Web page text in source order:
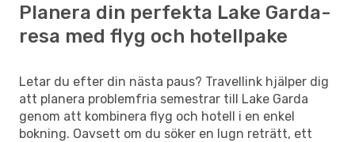
Planera din perfekta Lake Garda-
resa med flyg och hotellpake
Letar du efter din nästa paus? Travellink hjälper dig
att planera problemfria semestrar till Lake Garda
genom att kombinera flyg och hotell i en enkel
bokning. Oavsett om du söker en lugn reträtt, ett